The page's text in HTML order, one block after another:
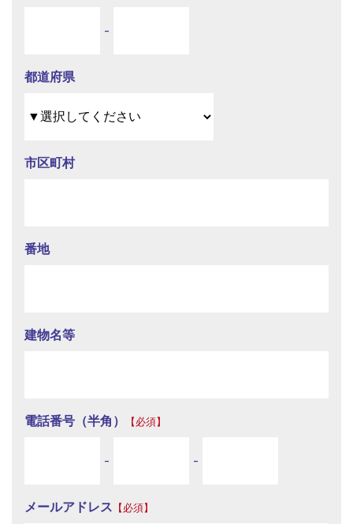
-
都道府県
市区町村
番地
建物名等
電話番号（半角） 【必須】
- -
メールアドレス 【必須】